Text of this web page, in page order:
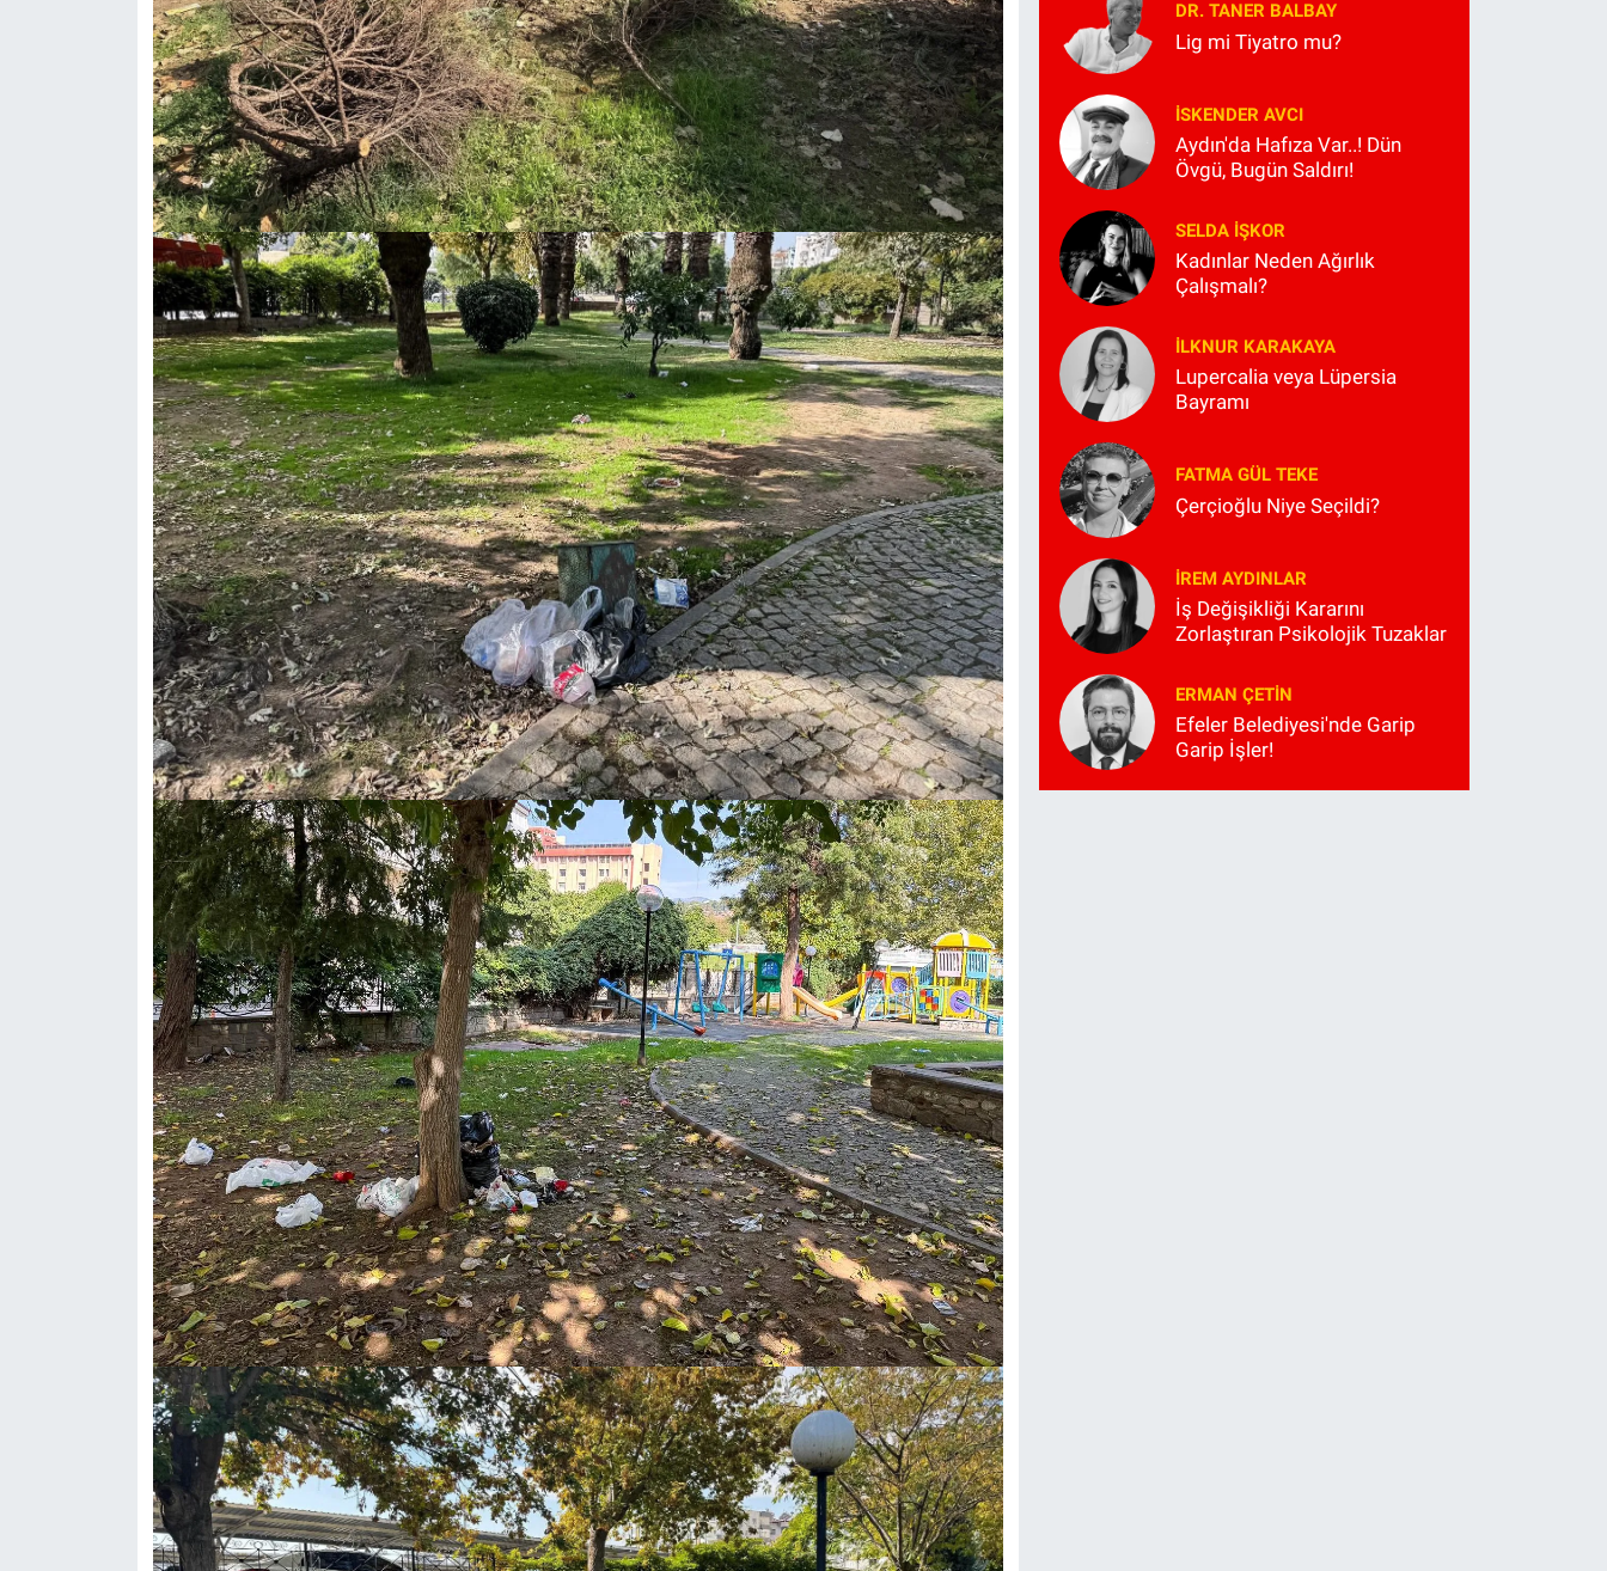
DR. TANER BALBAY
Lig mi Tiyatro mu?
İSKENDER AVCI
Aydın'da Hafıza Var..! Dün
Övgü, Bugün Saldırı!
SELDA İŞKOR
Kadınlar Neden Ağırlık
Çalışmalı?
İLKNUR KARAKAYA
Lupercalia veya Lüpersia
Bayramı
FATMA GÜL TEKE
Çerçioğlu Niye Seçildi?
İREM AYDINLAR
İş Değişikliği Kararını
Zorlaştıran Psikolojik Tuzaklar
ERMAN ÇETIN
Efeler Belediyesi'nde Garip
Garip İşler!